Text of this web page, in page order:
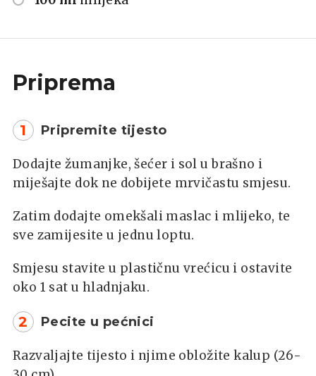
Priprema
1 Pripremite tijesto
Dodajte žumanjke, šećer i sol u brašno i
miješajte dok ne dobijete mrvičastu smjesu.
Zatim dodajte omekšali maslac i mlijeko, te
sve zamijesite u jednu loptu.
Smjesu stavite u plastičnu vrećicu i ostavite
oko 1 sat u hladnjaku.
2 Pecite u pećnici
Razvaljajte tijesto i njime obložite kalup (26-